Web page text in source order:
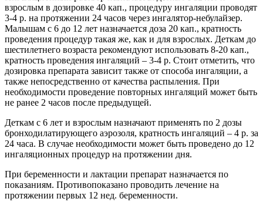
взрослым в дозировке 40 кап., процедуру ингаляции проводят
3-4 р. на протяжении 24 часов через ингалятор-небулайзер.
Малышам с 6 до 12 лет назначается доза 20 кап., кратность
проведения процедур такая же, как и для взрослых. Деткам до
шестилетнего возраста рекомендуют использовать 8-20 кап.,
кратность проведения ингаляций – 3-4 р. Стоит отметить, что
дозировка препарата зависит также от способа ингаляции, а
также непосредственно от качества распыления. При
необходимости проведение повторных ингаляций может быть
не ранее 2 часов после предыдущей.
Деткам с 6 лет и взрослым назначают применять по 2 дозы
бронходилатирующего аэрозоля, кратность ингаляций – 4 р. за
24 часа. В случае необходимости может быть проведено до 12
ингаляционных процедур на протяжении дня.
При беременности и лактации препарат назначается по
показаниям. Противопоказано проводить лечение на
протяжении первых 12 нед. беременности.